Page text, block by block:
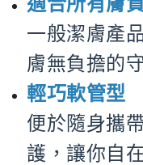
一般潔膚產
膚無負擔的
輕巧軟管型
便於隨身攜
護，讓你自